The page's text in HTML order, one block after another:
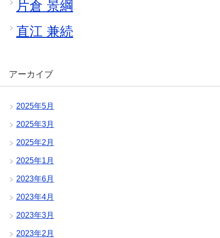
片倉 景綱
直江 兼続
アーカイブ
2025年5月
2025年3月
2025年2月
2025年1月
2023年6月
2023年4月
2023年3月
2023年2月